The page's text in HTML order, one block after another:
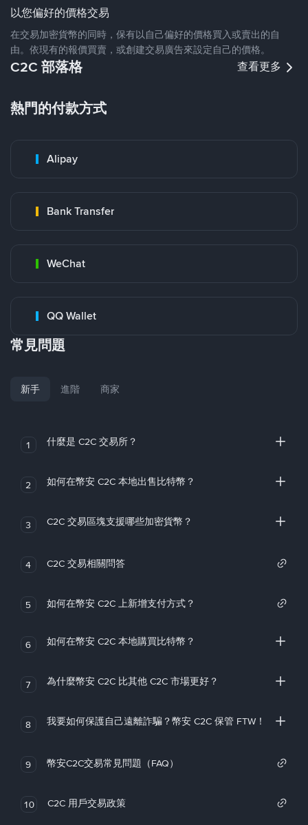
以您偏好的價格交易
在交易加密貨幣的同時，保有以自己偏好的價格買入或賣出的自
由。依現有的報價買賣，或創建交易廣告來設定自己的價格。
C2C 部落格 查看更多
熱門的付款方式
Alipay
Bank Transfer
WeChat
QQ Wallet
常見問題
新手 進階 商家
1 什麼是 C2C 交易所？
2 如何在幣安 C2C 本地出售比特幣？
3 C2C 交易區塊支援哪些加密貨幣？
4 C2C 交易相關問答
5 如何在幣安 C2C 上新增支付方式？
6 如何在幣安 C2C 本地購買比特幣？
7 為什麼幣安 C2C 比其他 C2C 市場更好？
8 我要如何保護自己遠離詐騙？幣安 C2C 保管 FTW！
9 幣安C2C交易常見問題（FAQ）
10 C2C 用戶交易政策